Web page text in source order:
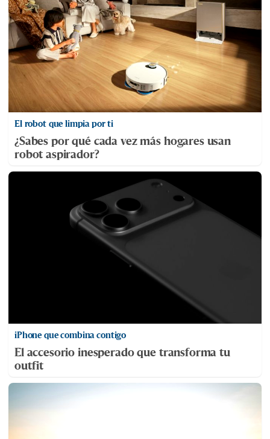
El robot que limpia por ti
¿Sabes por qué cada vez más hogares usan
robot aspirador?
iPhone que combina contigo
El accesorio inesperado que transforma tu
outfit